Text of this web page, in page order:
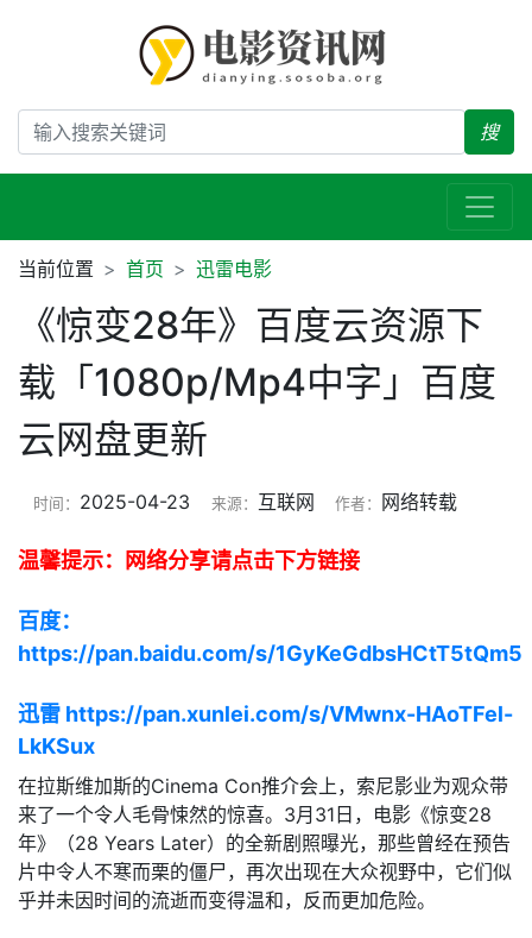
搜
当前位置 首页 迅雷电影
《惊变28年》百度云资源下
载「1080p/Mp4中字」百度
云网盘更新
时间： 2025-04-23 来源： 互联网 作者： 网络转载
温馨提示：网络分享请点击下方链接
百度：
https://pan.baidu.com/s/1GyKeGdbsHCtT5tQm5
迅雷 https://pan.xunlei.com/s/VMwnx-HAoTFel-
LkKSux
在拉斯维加斯的Cinema Con推介会上，索尼影业为观众带
来了一个令人毛骨悚然的惊喜。3月31日，电影《惊变28
年》（28 Years Later）的全新剧照曝光，那些曾经在预告
片中令人不寒而栗的僵尸，再次出现在大众视野中，它们似
乎并未因时间的流逝而变得温和，反而更加危险。